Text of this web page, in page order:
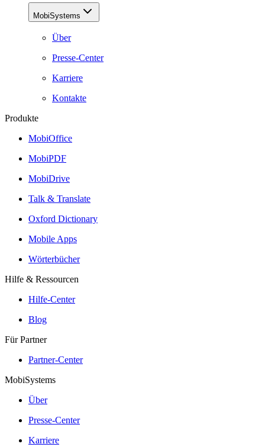
MobiSystems
Über
Presse-Center
Karriere
Kontakte
Produkte
MobiOffice
MobiPDF
MobiDrive
Talk & Translate
Oxford Dictionary
Mobile Apps
Wörterbücher
Hilfe & Ressourcen
Hilfe-Center
Blog
Für Partner
Partner-Center
MobiSystems
Über
Presse-Center
Karriere